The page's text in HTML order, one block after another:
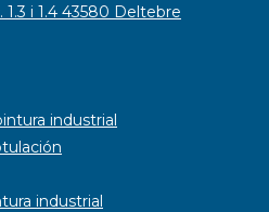
i 1.4 43580 Deltebre
industrial
industrial